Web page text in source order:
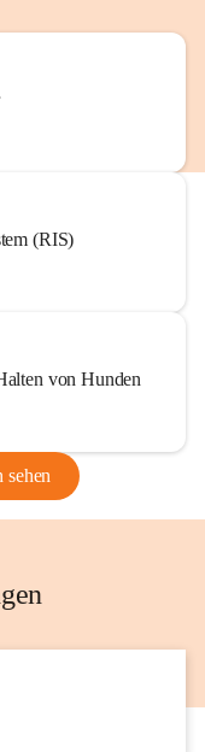
(RIS)
von Hunden
sehen